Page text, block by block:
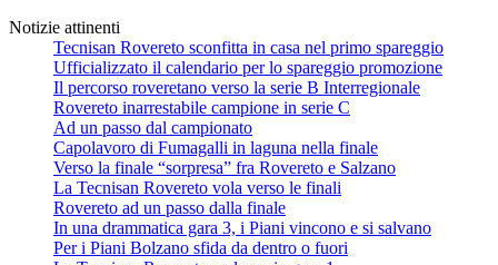
Notizie attinenti
Tecnisan Rovereto sconfitta in casa nel primo spareggio
Ufficializzato il calendario per lo spareggio promozione
Il percorso roveretano verso la serie B Interregionale
Rovereto inarrestabile campione in serie C
Ad un passo dal campionato
Capolavoro di Fumagalli in laguna nella finale
Verso la finale “sorpresa” fra Rovereto e Salzano
La Tecnisan Rovereto vola verso le finali
Rovereto ad un passo dalla finale
In una drammatica gara 3, i Piani vincono e si salvano
Per i Piani Bolzano sfida da dentro o fuori